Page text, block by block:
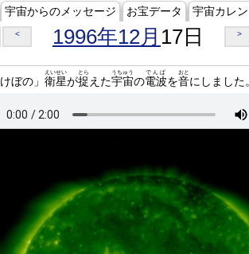
宇宙からのメッセージ お宝データ 宇宙カレ
< 1996年12月 17日 >
ぼの」 衛星
えいせい
が捉
とら
えた宇宙
うちゅう
の電波
でんぱ
を音
おと
にしました。